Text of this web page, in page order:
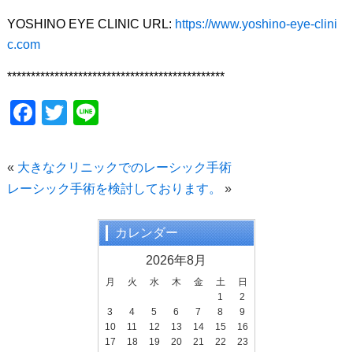
YOSHINO EYE CLINIC URL: https://www.yoshino-eye-clini
c.com
**********************************************
F
c
e
T
tt
er
e
« 大きなクリニックでのレーシック手術
レーシック手術を検討しております。
»
カレンダー
2026年8月
月 火 水 木 金 土
日
1
2
3
4 5 6 7 8
9
10
11 12 13 14 15
16
17
18 19 20 21 22
23